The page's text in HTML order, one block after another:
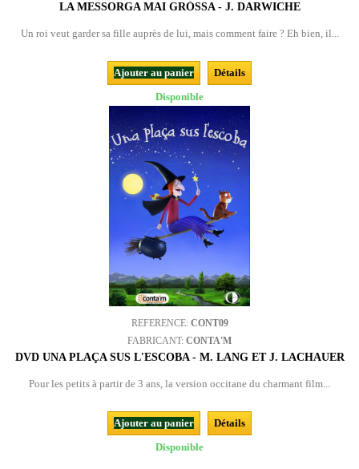
LA MESSORGA MAI GRÒSSA - J. DARWICHE
Un roi veut garder sa fille auprès de lui, mais comment faire ? Eh bien, il...
Ajouter au panier
Détails
Disponible
REFERENCE: CONT09
FABRICANT: CONTA'M
DVD UNA PLAÇA SUS L'ESCOBA - M. LANG ET J. LACHAUER
Pour les petits à partir de 3 ans, la version occitane du charmant film...
Ajouter au panier
Détails
Disponible